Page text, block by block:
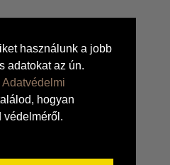
használunk a jobb
adatokat az ún.
Adatvédelmi
hogyan
védelméről.